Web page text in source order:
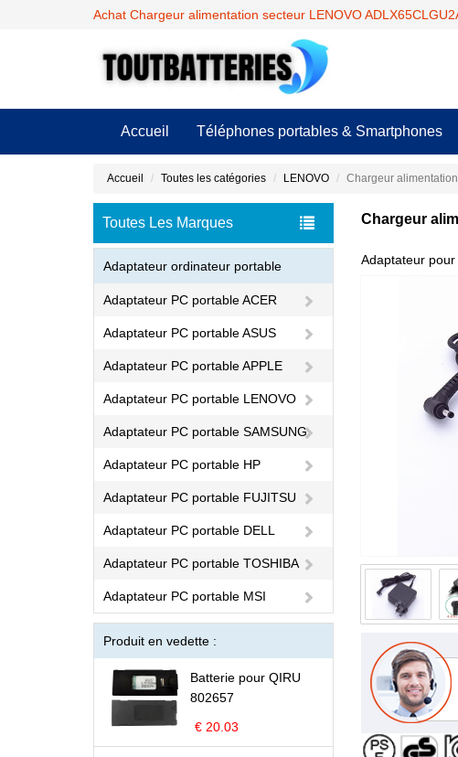
Achat Chargeur alimentation secteur LENOVO
Accueil Téléphones portables & Smartphones
Accueil Toutes les catégories LENOVO Chargeur
Toutes Les Marques
Adaptateur ordinateur portable
Adaptateur PC portable ACER
Adaptateur PC portable ASUS
Adaptateur PC portable APPLE
Adaptateur PC portable LENOVO
Adaptateur PC portable SAMSUNG
Adaptateur PC portable HP
Adaptateur PC portable FUJITSU
Adaptateur PC portable DELL
Adaptateur PC portable TOSHIBA
Adaptateur PC portable MSI
Produit en vedette :
Batterie pour QIRU
802657
€ 20.03
Chargeur
Adaptateur